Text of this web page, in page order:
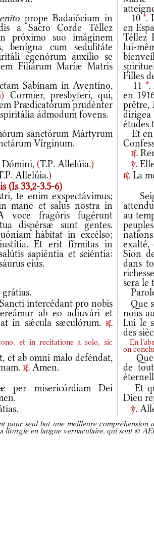
prope Badaiócium in
a Sacro Corde Téllez
próximo suo imáginem
benígna cum sedulitáte
egenórum auxílio se
Filiárum Maríæ Matris
10*.
en
Téllez
lui-
Filles
Sabínam in Aventíno,
) Cormier, presbyteri, qui,
Prædicatórum prudénter
ádmodum fovens.
11 *.
en
prêtre,
dirigea
études
sanctórum Mártyrum
Vírginum.
Et en
r.
Dómini, (T.P. Allelúia.)
Allelúia.)
v.
r. La
(Is 33,2-3.5-6)
te enim exspectávimus;
mane et salus nostra in
voce fragóris fugérunt
dispérsæ sunt gentes.
hábitat in excélso;
Et erit fírmitas in
sapiéntia et sciéntia:
eius.
au
Sion
dans
sera le
intercédant pro nobis
ab eo adiuvári et
in sǽcula sæculórum.r.
Que
nous
Lui le
des
et in recitatione a solo, sic En
on
et ab omni malo deféndat,
r. Amen.
Que
de
misericórdiam Dei
Et
Dieu
v.
pour seul but une meilleure
liturgie en langue vernaculaire, qui sont ©